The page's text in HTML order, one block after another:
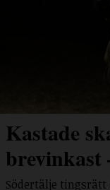
Kastade
brevinkast
Södertälje